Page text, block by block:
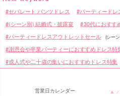
セパレート パンツドレス パーティードレ
(シーン別) 結婚式・披露宴 30代におすす
パーティードレスアウトレットセール (シー
謝恩会や卒業パーティーにおすすめドレス特
成人式や二十歳の集いにおすすめドレス特集
▲
営業日カレンダー